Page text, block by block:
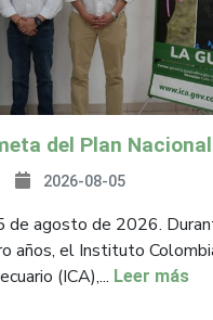
2026-08-05
de agosto de 2026.
años, el Instituto
(ICA),... Leer más